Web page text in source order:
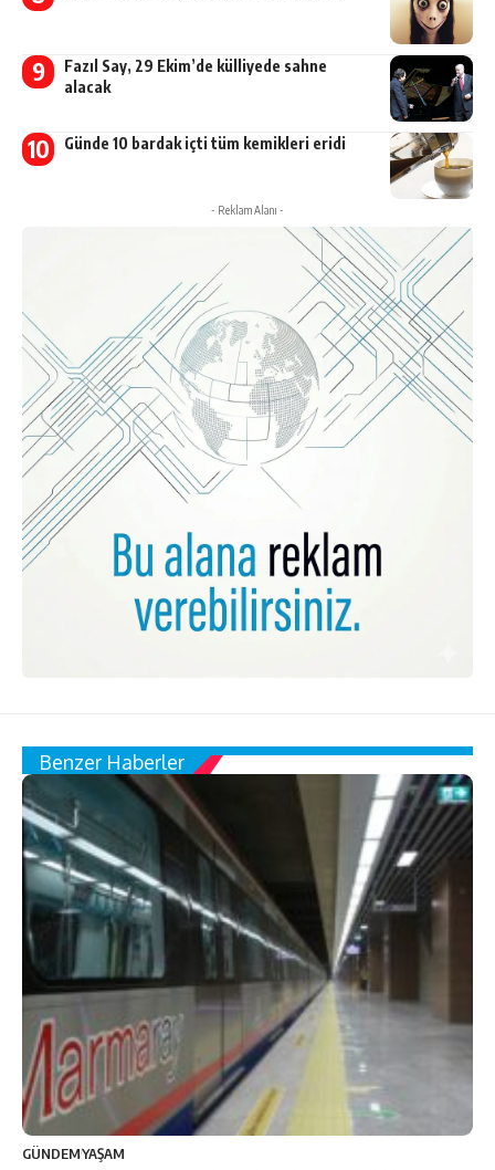
Fazıl Say, 29 Ekim’de külliyede sahne
alacak
Günde 10 bardak içti tüm kemikleri eridi
- Reklam Alanı -
Benzer Haberler
GÜNDEMYAŞAM